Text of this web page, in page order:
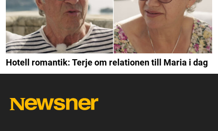
Hotell romantik: Terje om relationen till Maria i dag